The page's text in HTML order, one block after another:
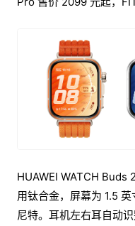
HUAWEI WATCH Buds
用钛合金，屏幕为 1.5
尼特。耳机左右耳自动